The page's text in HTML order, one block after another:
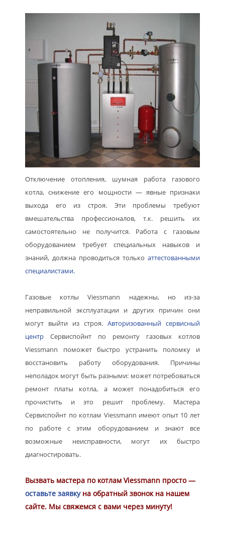
Отключение отопления, шумная работа газового
котла, снижение его мощности — явные признаки
выхода его из строя. Эти проблемы требуют
вмешательства профессионалов, т.к. решить их
самостоятельно не получится. Работа с газовым
оборудованием требует специальных навыков и
знаний, должна проводиться только аттестованными
специалистами.
Газовые котлы Viessmann надежны, но из-за
неправильной эксплуатации и других причин они
могут выйти из строя. Авторизованный сервисный
центр Сервиспойнт по ремонту газовых котлов
Viessmann поможет быстро устранить поломку и
восстановить работу оборудования. Причины
неполадок могут быть разными: может потребоваться
ремонт платы котла, а может понадобиться его
прочистить и это решит проблему. Мастера
Сервиспойнт по котлам Viessmann имеют опыт 10 лет
по работе с этим оборудованием и знают все
возможные неисправности, могут их быстро
диагностировать.
Вызвать мастера по котлам Viessmann просто —
оставьте заявкуна обратный звонок на нашем
сайте. Мы свяжемся с вами через минуту!